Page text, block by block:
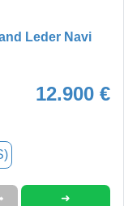
Leder Navi
12.900 €
➜